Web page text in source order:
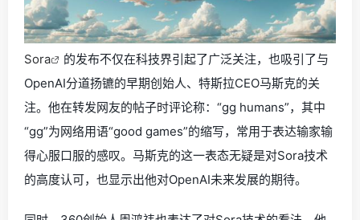
Sora
的发布不仅在科技界引起了广泛关注，也吸引了与
OpenAI分道扬镳的早期创始人、特斯拉CEO马斯克的关
注。他在转发网友的帖子时评论称：“gg humans”，其中
“gg”为网络用语“good games”的缩写，常用于表达输家输
得心服口服的感叹。马斯克的这一表态无疑是对Sora技术
的高度认可，也显示出他对OpenAI未来发展的期待。